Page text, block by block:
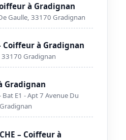
à Gradignan
Gaulle, 33170 Gradignan
Coiffeur à Gradignan
33170 Gradignan
Gradignan
Bat E1 - Apt 7 Avenue Du
– Coiffeur à